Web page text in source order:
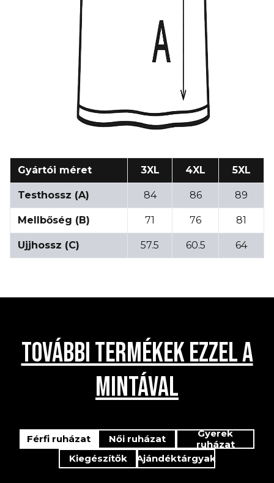
Gyártói méret 3XL 4XL 5XL
Testhossz (A) 84 86 89
Mellbőség (B) 71 76 81
Ujjhossz (C) 57.5 60.5 64
TOVÁBBI TERMÉKEK EZZEL A
MINTÁVAL
Férfi ruházat Női ruházat
Gyerek
ruházat
Kiegészítők
Ajándéktárgyak